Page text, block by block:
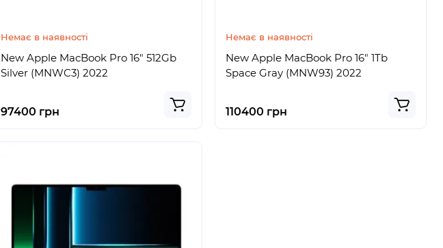
Немає в наявності
New Apple MacBook Pro 16" 512Gb
Silver (MNWC3) 2022
97400 грн
Немає в наявності
New Apple MacBook Pro 16" 1Tb
Space Gray (MNW93) 2022
110400 грн